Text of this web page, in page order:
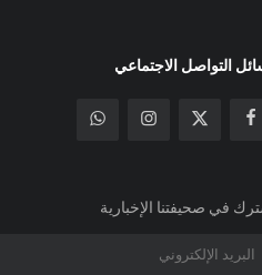
التواصل الاجتماعي
في صحيفتنا الإخبارية